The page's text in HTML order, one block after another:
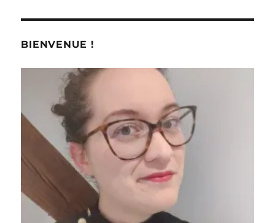
BIENVENUE !